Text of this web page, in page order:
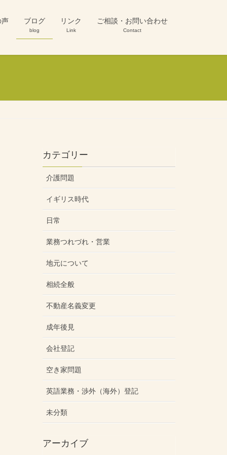
声 ブログ
blog
リンク
Link
ご相談・お問い合わせ
Contact
カテゴリー
介護問題
イギリス時代
日常
業務つれづれ・営業
地元について
相続全般
不動産名義変更
成年後見
会社登記
空き家問題
英語業務・渉外（海外）登記
未分類
アーカイブ